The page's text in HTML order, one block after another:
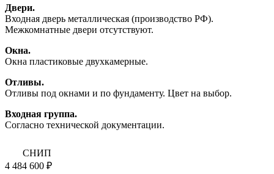
Двери.
Входная дверь металлическая (производство РФ).
Межкомнатные двери отсутствуют.
Окна.
Окна пластиковые двухкамерные.
Отливы.
Отливы под окнами и по фундаменту. Цвет на выбор.
Входная группа.
Согласно технической документации.
СНИП
4 484 600 ₽